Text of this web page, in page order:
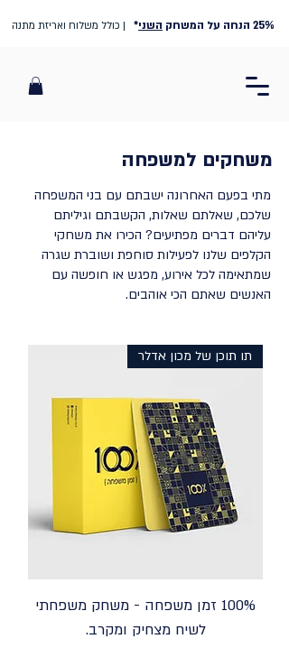
25% הנחה על המשחק השני* | כולל משלוח ואריזת מתנה
משחקים למשפחה
מתי בפעם האחרונה ישבתם עם בני המשפחה
שלכם, שאלתם שאלות, הקשבתם וגיליתם
עליהם דברים מפתיעים? הכירו את משחקי
הקלפים שלנו לפעילות סוחפת ושוברת שגרה
שמתאימה לכל אירוע, מפגש או חופשה עם
האנשים שאתם הכי אוהבים.
תו תוכן של מכון אדלר
100% זמן משפחה - משחק משפחתי
לשיח מצחיק ומקרב.